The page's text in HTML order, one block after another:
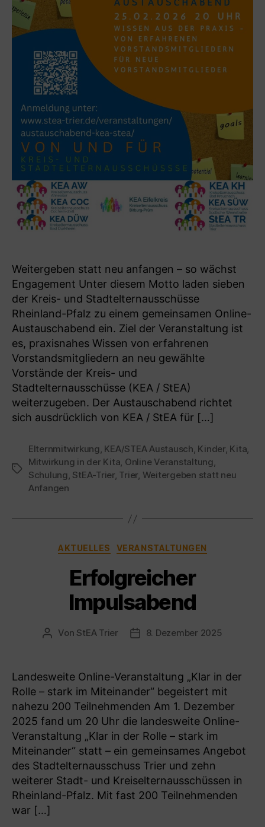
Weitergeben statt neu anfangen – so wächst
Engagement Unter diesem Motto laden sieben
der Kreis- und Stadtelternausschüsse
Rheinland-Pfalz zu einem gemeinsamen Online-
Austauschabend ein. Ziel der Veranstaltung ist
es, praxisnahes Wissen von erfahrenen
Vorstandsmitgliedern an neu gewählte
Vorstände der Kreis- und
Stadtelternausschüsse (KEA / StEA)
weiterzugeben. Der Austauschabend richtet
sich ausdrücklich von KEA / StEA für […]
Schlagwörter
Elternmitwirkung, KEA/STEA Austausch, Kinder, Kita,
Mitwirkung in der Kita, Online Veranstaltung,
Schulung, StEA-Trier, Trier, Weitergeben statt neu
Anfangen
Kategorien
AKTUELLES VERANSTALTUNGEN
Erfolgreicher
Impulsabend
Beitragsautor
Von StEA Trier Veröffentlichungsdatum
8. Dezember 2025
Landesweite Online-Veranstaltung „Klar in der
Rolle – stark im Miteinander“ begeistert mit
nahezu 200 Teilnehmenden Am 1. Dezember
2025 fand um 20 Uhr die landesweite Online-
Veranstaltung „Klar in der Rolle – stark im
Miteinander“ statt – ein gemeinsames Angebot
des Stadtelternausschuss Trier und zehn
weiterer Stadt- und Kreiselternausschüssen in
Rheinland-Pfalz. Mit fast 200 Teilnehmenden
war […]